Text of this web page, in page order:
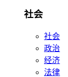
社会
社会
政治
经济
法律